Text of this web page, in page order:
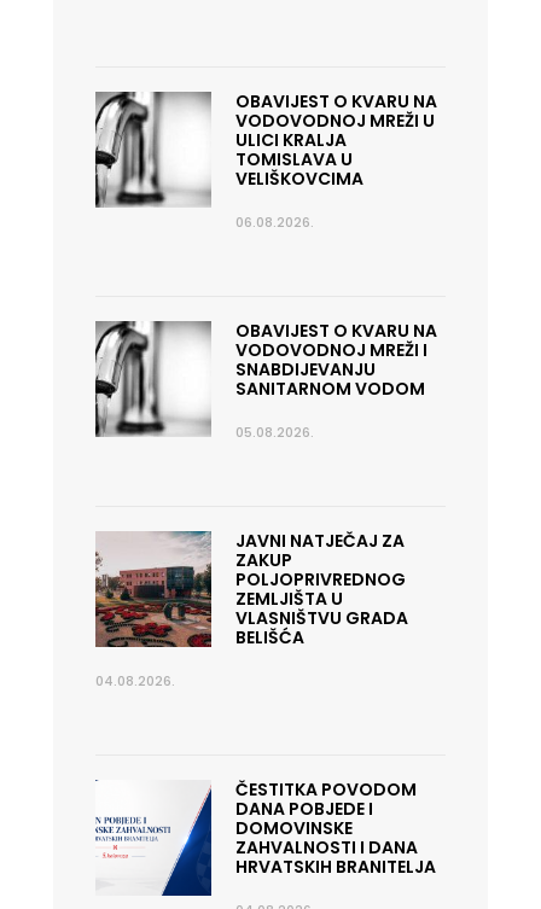
OBAVIJEST O KVARU NA
VODOVODNOJ MREŽI U
ULICI KRALJA
TOMISLAVA U
VELIŠKOVCIMA
06.08.2026.
OBAVIJEST O KVARU NA
VODOVODNOJ MREŽI I
SNABDIJEVANJU
SANITARNOM VODOM
05.08.2026.
JAVNI NATJEČAJ ZA
ZAKUP
POLJOPRIVREDNOG
ZEMLJIŠTA U
VLASNIŠTVU GRADA
BELIŠĆA
04.08.2026.
ČESTITKA POVODOM
DANA POBJEDE I
DOMOVINSKE
ZAHVALNOSTI I DANA
HRVATSKIH BRANITELJA